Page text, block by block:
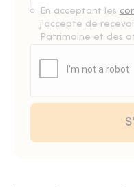
En acceptant les
j'accepte de
Patrimoine et des